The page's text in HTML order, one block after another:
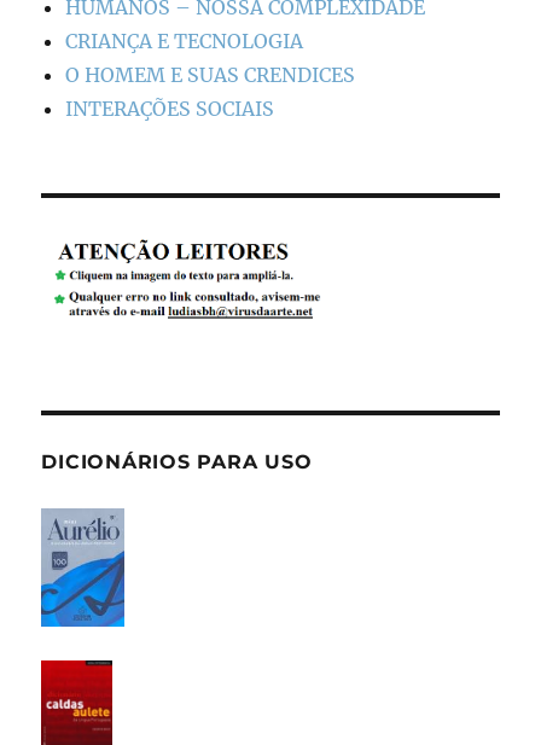
HUMANOS – NOSSA COMPLEXIDADE
CRIANÇA E TECNOLOGIA
O HOMEM E SUAS CRENDICES
INTERAÇÕES SOCIAIS
DICIONÁRIOS PARA USO